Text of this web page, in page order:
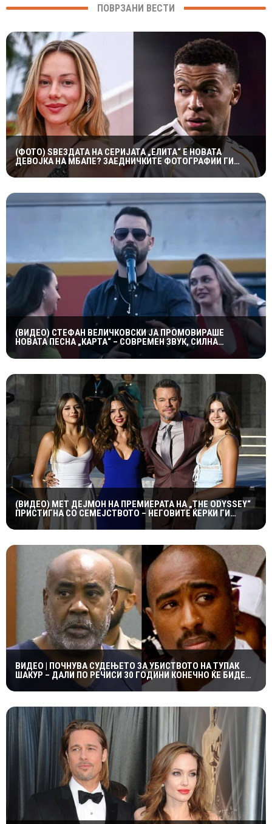
ПОВРЗАНИ ВЕСТИ
(ФОТО) ЅВЕЗДАТА НА СЕРИЈАТА „ЕЛИТА“ Е НОВАТА
ДЕВОЈКА НА МБАПЕ? ЗАЕДНИЧКИТЕ ФОТОГРАФИИ ГИ
РАЗГОРЕА ГЛАСИНИТЕ
(ВИДЕО) СТЕФАН ВЕЛИЧКОВСКИ ЈА ПРОМОВИРАШЕ
НОВАТА ПЕСНА „КАРТА“ – СОВРЕМЕН ЗВУК, СИЛНА
ЕМОЦИЈА И ВПЕЧАТЛИВ ВИДЕОСПОТ
(ВИДЕО) МЕТ ДЕЈМОН НА ПРЕМИЕРАТА НА „THE ODYSSEY“
ПРИСТИГНА СО СЕМЕЈСТВОТО – НЕГОВИТЕ ЌЕРКИ ГИ
УКРАДОА СИТЕ ПОГЛЕДИ
ВИДЕО | ПОЧНУВА СУДЕЊЕТО ЗА УБИСТВОТО НА ТУПАК
ШАКУР – ДАЛИ ПО РЕЧИСИ 30 ГОДИНИ КОНЕЧНО ЌЕ БИДЕ
ОТКРИЕНА ВИСТИНАТА?